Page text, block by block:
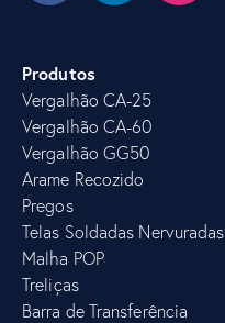
Produtos
Vergalhão CA-25
Vergalhão CA-60
Vergalhão GG50
Arame Recozido
Pregos
Telas Soldadas Nervuradas
Malha POP
Treliças
Barra de Transferência